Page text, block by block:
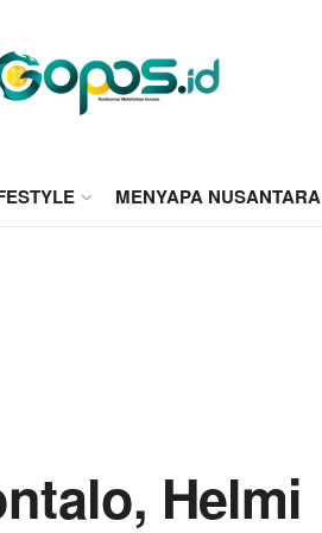
MENYAPA NUSANTARA
Helmi